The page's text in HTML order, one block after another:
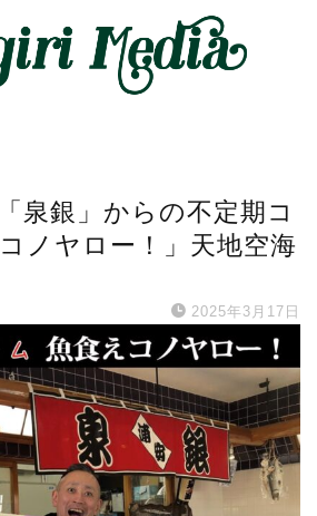
泉銀」からの不定期コ
ノヤロー！」天地空海
2025年3月17日